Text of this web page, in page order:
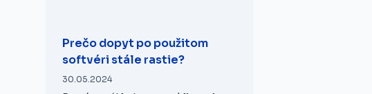
Prečo dopyt po použitom
softvéri stále rastie?
30.05.2024